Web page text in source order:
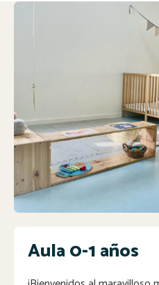
Aula 0-1 años